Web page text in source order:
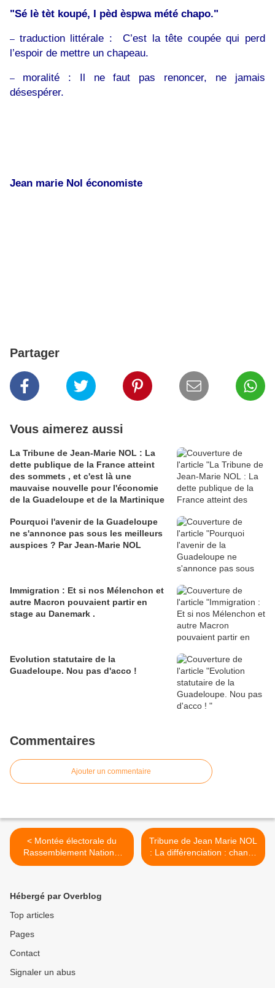
"Sé lè tèt koupé, I pèd èspwa mété chapo."
– traduction littérale : C’est la tête coupée qui perd
l’espoir de mettre un chapeau.
– moralité : Il ne faut pas renoncer, ne jamais
désespérer.
Jean marie Nol économiste
Partager
Vous aimerez aussi
La Tribune de Jean-Marie NOL : La
dette publique de la France atteint
des sommets , et c'est là une
mauvaise nouvelle pour l'économie
de la Guadeloupe et de la Martinique
Pourquoi l'avenir de la Guadeloupe
ne s'annonce pas sous les meilleurs
auspices ? Par Jean-Marie NOL
Immigration : Et si nos Mélenchon et
autre Macron pouvaient partir en
stage au Danemark .
Evolution statutaire de la
Guadeloupe. Nou pas d'acco !
Commentaires
Ajouter un commentaire
< Montée électorale du
Rassemblement National
face au statut diarrhéique
Madame Le Pen et de
Jordan Bardella commence
Tribune de Jean Marie NOL
: La différenciation : chance
ou obstacle de taille pour
Hébergé par Overblog
Top articles
Pages
Contact
Signaler un abus